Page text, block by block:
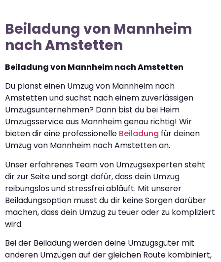
Beiladung von Mannheim
nach Amstetten
Beiladung von Mannheim nach Amstetten
Du planst einen Umzug von Mannheim nach
Amstetten und suchst nach einem zuverlässigen
Umzugsunternehmen? Dann bist du bei Heim
Umzugsservice aus Mannheim genau richtig! Wir
bieten dir eine professionelle Beiladung für deinen
Umzug von Mannheim nach Amstetten an.
Unser erfahrenes Team von Umzugsexperten steht
dir zur Seite und sorgt dafür, dass dein Umzug
reibungslos und stressfrei abläuft. Mit unserer
Beiladungsoption musst du dir keine Sorgen darüber
machen, dass dein Umzug zu teuer oder zu kompliziert
wird.
Bei der Beiladung werden deine Umzugsgüter mit
anderen Umzügen auf der gleichen Route kombiniert,